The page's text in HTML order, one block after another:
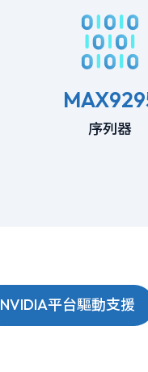
序列器
NVIDIA平台驅動支援